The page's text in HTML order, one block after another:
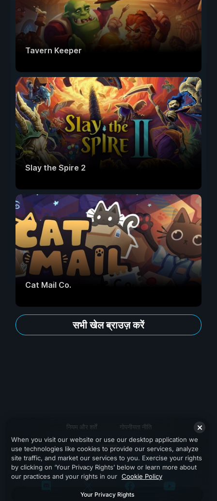
Tavern Keeper
Slay the Spire 2
Cat Mail Co.
सभी खेल ब्राउज़ करें
नियम और शर्तें गोपनीयता नीति
सहायता
When you visit our website or use our desktop application we
use technologies like cookies to provide our services, analyze
site traffic, and market our services to you. Exercise your rights
by clicking on ‘Your Privacy Rights’ below or learn more about
our practices and your rights in our Cookie Policy
Your Privacy Rights